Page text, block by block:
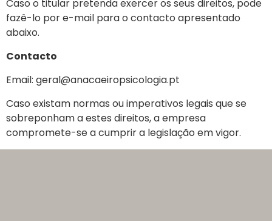
Caso o titular pretenda exercer os seus direitos, pode
fazê-lo por e-mail para o contacto apresentado
abaixo.
Contacto
Email: geral@anacaeiropsicologia.pt
Caso existam normas ou imperativos legais que se
sobreponham a estes direitos, a empresa
compromete-se a cumprir a legislação em vigor.